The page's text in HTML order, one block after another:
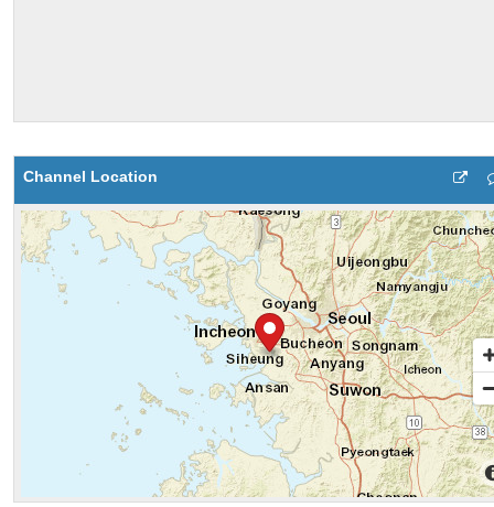
Channel Location